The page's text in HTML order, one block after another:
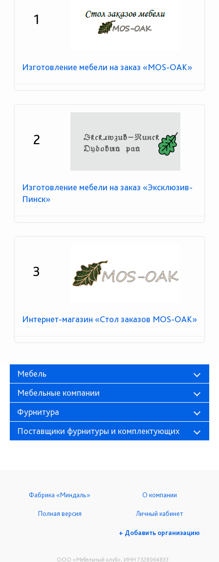
1
Изготовление мебели на заказ «MOS-OAK»
2
Изготовление мебели на заказ «Эксклюзив-
Пинск»
3
Интернет-магазин «Стол заказов MOS-OAK»
Мебель
Мебельные компании
Фурнитура
Поставщики фурнитуры и комплектующих
ООО «Мебельный клуб», ИНН 7328064833
Фабрика «Миндаль» О компании
Полная версия Личный кабинет
+ Добавить организацию